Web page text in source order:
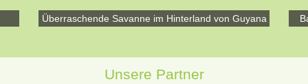
Überraschende Savanne im Hinterland von Guyana
Unsere Partner